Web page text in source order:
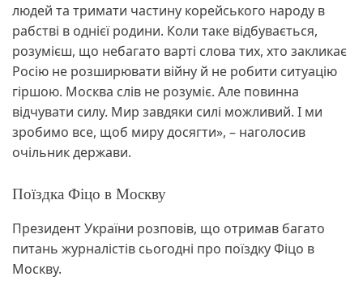
людей та тримати частину корейського народу в
рабстві в однієї родини. Коли таке відбувається,
розумієш, що небагато варті слова тих, хто закликає
Росію не розширювати війну й не робити ситуацію
гіршою. Москва слів не розуміє. Але повинна
відчувати силу. Мир завдяки силі можливий. І ми
зробимо все, щоб миру досягти», – наголосив
очільник держави.
Поїздка Фіцо в Москву
Президент України розповів, що отримав багато
питань журналістів сьогодні про поїздку Фіцо в
Москву.